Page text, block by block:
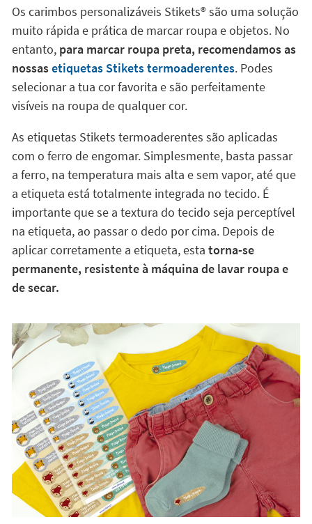
Os carimbos personalizáveis Stikets®️ são uma solução
muito rápida e prática de marcar roupa e objetos. No
entanto, para marcar roupa preta, recomendamos as
nossasetiquetas Stikets termoaderentes. Podes
selecionar a tua cor favorita e são perfeitamente
visíveis na roupa de qualquer cor.
As etiquetas Stikets termoaderentes são aplicadas
com o ferro de engomar. Simplesmente, basta passar
a ferro, na temperatura mais alta e sem vapor, até que
a etiqueta está totalmente integrada no tecido. É
importante que se a textura do tecido seja perceptível
na etiqueta, ao passar o dedo por cima. Depois de
aplicar corretamente a etiqueta, esta torna-se
permanente, resistente à máquina de lavar roupa e
de secar.